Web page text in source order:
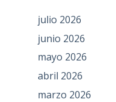
julio 2026
junio 2026
mayo 2026
abril 2026
marzo 2026